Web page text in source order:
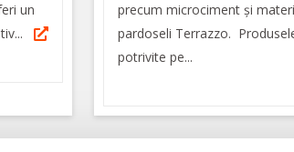
un
precum microciment şi
pardoseli Terrazzo.
potrivite pe...